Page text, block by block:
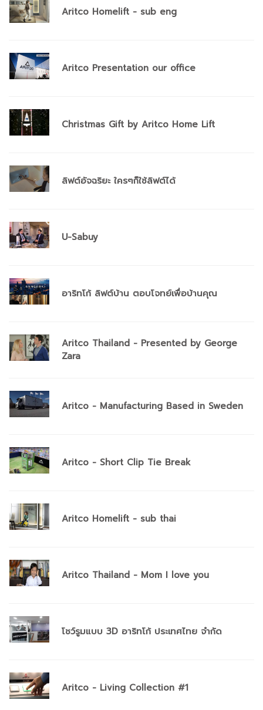
Aritco Homelift - sub eng
Aritco Presentation our office
Christmas Gift by Aritco Home Lift
ลิฟต์อัจฉริยะ ใครๆก็ใช้ลิฟต์ได้
U-Sabuy
อาริทโก้ ลิฟต์บ้าน ตอบโจทย์เพื่อบ้านคุณ
Aritco Thailand - Presented by George
Zara
Aritco - Manufacturing Based in Sweden
Aritco - Short Clip Tie Break
Aritco Homelift - sub thai
Aritco Thailand - Mom I love you
โชว์รูมแบบ 3D อาริทโก้ ประเทศไทย จำกัด
Aritco - Living Collection #1